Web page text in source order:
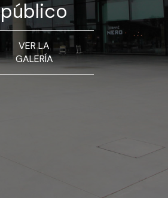
público
VER LA
GALERÍA